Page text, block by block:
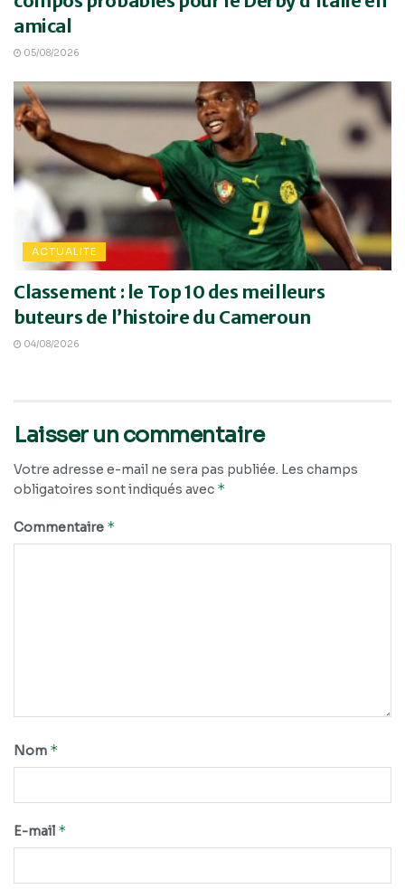
amical
05/08/2026
ACTUALITE
Classement : le Top 10 des meilleurs
buteurs de l’histoire du Cameroun
04/08/2026
Laisser un commentaire
Votre adresse e-mail ne sera pas publiée. Les champs
obligatoires sont indiqués avec *
Commentaire *
Nom *
E-mail *